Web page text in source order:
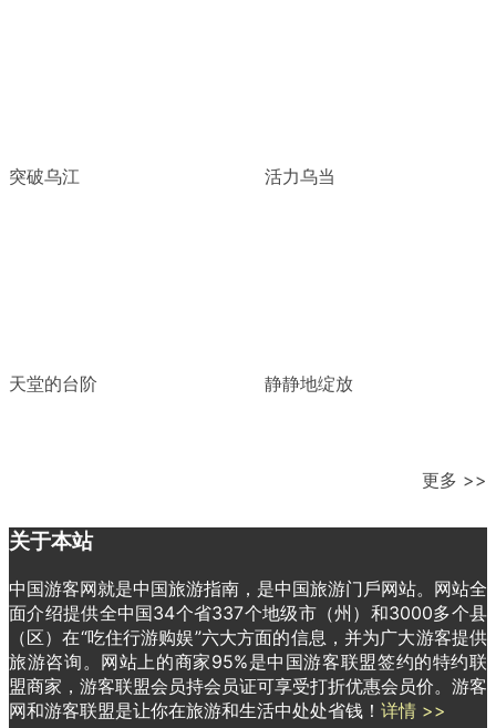
突破乌江 活力乌当
天堂的台阶 静静地绽放
更多 >>
关于本站
中国游客网就是中国旅游指南，是中国旅游门戶网站。网站全
面介绍提供全中国34个省337个地级市（州）和3000多个县
（区）在“吃住行游购娱”六大方面的信息，并为广大游客提供
旅游咨询。网站上的商家95%是中国游客联盟签约的特约联
盟商家，游客联盟会员持会员证可享受打折优惠会员价。游客
网和游客联盟是让你在旅游和生活中处处省钱！ 详情 >>